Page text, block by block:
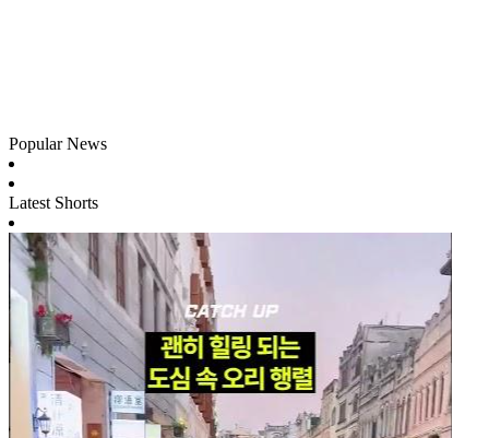
Popular News
Latest Shorts